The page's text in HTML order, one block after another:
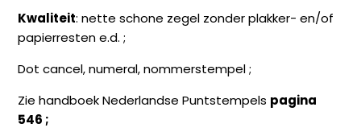
Kwaliteit: nette schone zegel zonder plakker- en/of
papierresten e.d. ;
Dot cancel, numeral, nommerstempel ;
Zie handboek Nederlandse Puntstempels pagina
546 ;